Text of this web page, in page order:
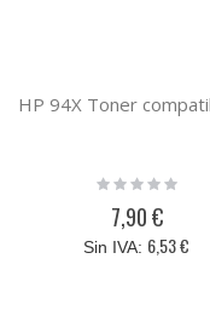
Rating:
7,90 €
6,53 €